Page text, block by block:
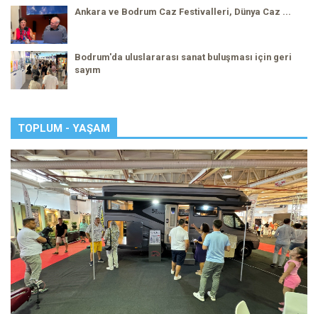
Ankara ve Bodrum Caz Festivalleri, Dünya Caz ...
Bodrum'da uluslararası sanat buluşması için geri
sayım
TOPLUM - YAŞAM